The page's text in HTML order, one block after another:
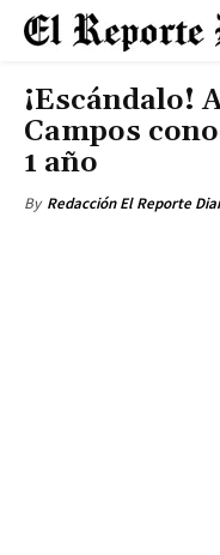
¡Escándalo!
Campos
1 año
By Redacción El Reporte